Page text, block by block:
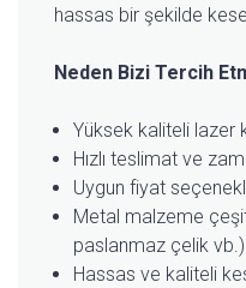
hassas bir şekilde
Neden Bizi Tercih
Yüksek kaliteli lazer
Hızlı teslimat ve
Uygun fiyat
Metal malzeme
paslanmaz çelik vb.)
Hassas ve kaliteli